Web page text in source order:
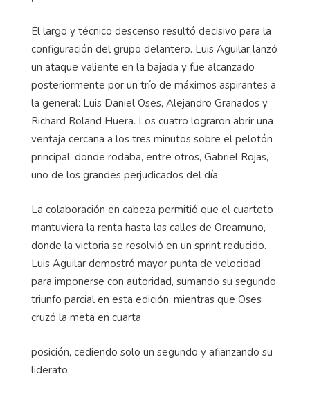
El largo y técnico descenso resultó decisivo para la
configuración del grupo delantero. Luis Aguilar lanzó
un ataque valiente en la bajada y fue alcanzado
posteriormente por un trío de máximos aspirantes a
la general: Luis Daniel Oses, Alejandro Granados y
Richard Roland Huera. Los cuatro lograron abrir una
ventaja cercana a los tres minutos sobre el pelotón
principal, donde rodaba, entre otros, Gabriel Rojas,
uno de los grandes perjudicados del día.
La colaboración en cabeza permitió que el cuarteto
mantuviera la renta hasta las calles de Oreamuno,
donde la victoria se resolvió en un sprint reducido.
Luis Aguilar demostró mayor punta de velocidad
para imponerse con autoridad, sumando su segundo
triunfo parcial en esta edición, mientras que Oses
cruzó la meta en cuarta
posición, cediendo solo un segundo y afianzando su
liderato.